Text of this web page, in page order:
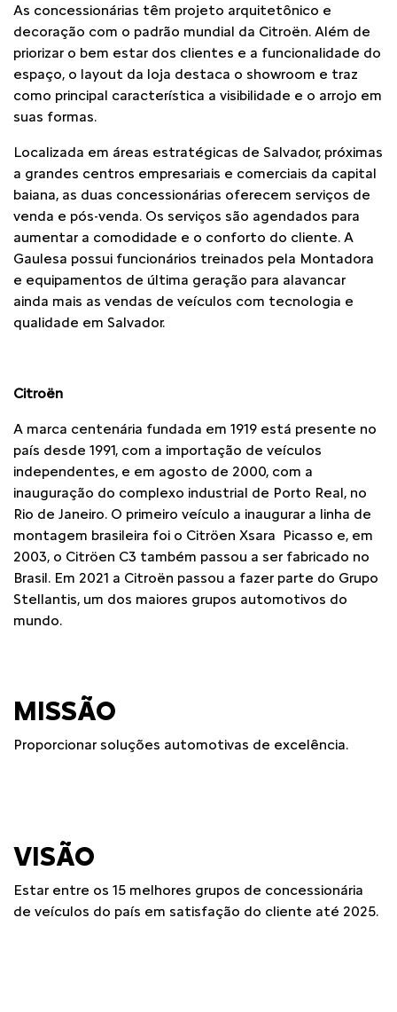
As concessionárias têm projeto arquitetônico e
decoração com o padrão mundial da Citroën. Além de
priorizar o bem estar dos clientes e a funcionalidade do
espaço, o layout da loja destaca o showroom e traz
como principal característica a visibilidade e o arrojo em
suas formas.
Localizada em áreas estratégicas de Salvador, próximas
a grandes centros empresariais e comerciais da capital
baiana, as duas concessionárias oferecem serviços de
venda e pós-venda. Os serviços são agendados para
aumentar a comodidade e o conforto do cliente. A
Gaulesa possui funcionários treinados pela Montadora
e equipamentos de última geração para alavancar
ainda mais as vendas de veículos com tecnologia e
qualidade em Salvador.
Citroën
A marca centenária fundada em 1919 está presente no
país desde 1991, com a importação de veículos
independentes, e em agosto de 2000, com a
inauguração do complexo industrial de Porto Real, no
Rio de Janeiro. O primeiro veículo a inaugurar a linha de
montagem brasileira foi o Citröen Xsara Picasso e, em
2003, o Citröen C3 também passou a ser fabricado no
Brasil. Em 2021 a Citroën passou a fazer parte do Grupo
Stellantis, um dos maiores grupos automotivos do
mundo.
MISSÃO
Proporcionar soluções automotivas de excelência.
VISÃO
Estar entre os 15 melhores grupos de concessionária
de veículos do país em satisfação do cliente até 2025.